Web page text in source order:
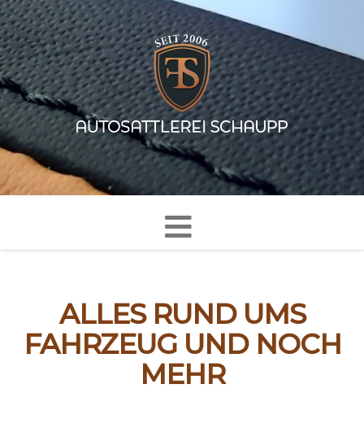
ALLES RUND UMS
FAHRZEUG UND NOCH
MEHR